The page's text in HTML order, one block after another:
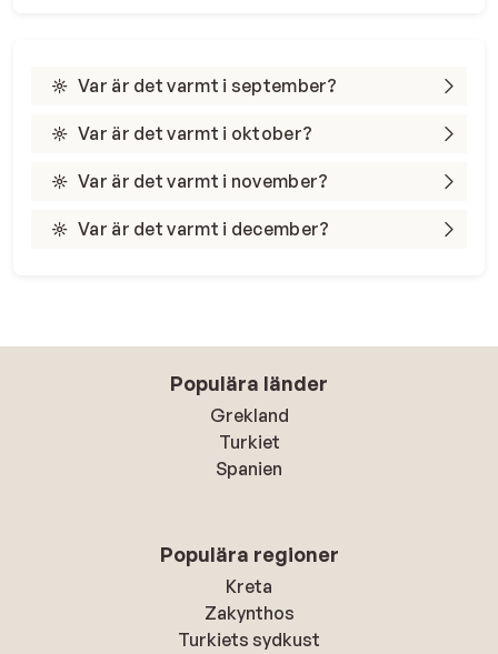
Var är det varmt i september?
Var är det varmt i oktober?
Var är det varmt i november?
Var är det varmt i december?
Populära länder
Grekland
Turkiet
Spanien
Populära regioner
Kreta
Zakynthos
Turkiets sydkust